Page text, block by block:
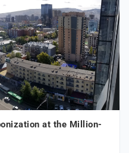
at the Million-